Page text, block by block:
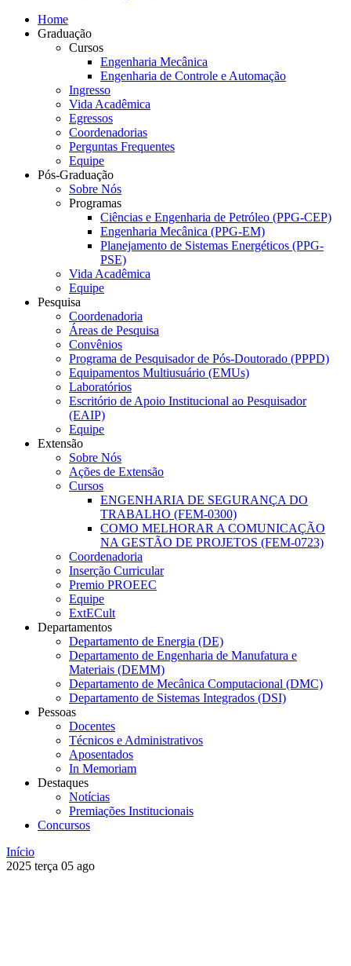
Home
Graduação
Cursos
Engenharia Mecânica
Engenharia de Controle e Automação
Ingresso
Vida Acadêmica
Egressos
Coordenadorias
Perguntas Frequentes
Equipe
Pós-Graduação
Sobre Nós
Programas
Ciências e Engenharia de Petróleo (PPG-CEP)
Engenharia Mecânica (PPG-EM)
Planejamento de Sistemas Energéticos (PPG-
PSE)
Vida Acadêmica
Equipe
Pesquisa
Coordenadoria
Áreas de Pesquisa
Convênios
Programa de Pesquisador de Pós-Doutorado (PPPD)
Equipamentos Multiusuário (EMUs)
Laboratórios
Escritório de Apoio Institucional ao Pesquisador
(EAIP)
Equipe
Extensão
Sobre Nós
Ações de Extensão
Cursos
ENGENHARIA DE SEGURANÇA DO
TRABALHO (FEM-0300)
COMO MELHORAR A COMUNICAÇÃO
NA GESTÃO DE PROJETOS (FEM-0723)
Coordenadoria
Inserção Curricular
Premio PROEEC
Equipe
ExtECult
Departamentos
Departamento de Energia (DE)
Departamento de Engenharia de Manufatura e
Materiais (DEMM)
Departamento de Mecânica Computacional (DMC)
Departamento de Sistemas Integrados (DSI)
Pessoas
Docentes
Técnicos e Administrativos
Aposentados
In Memoriam
Destaques
Notícias
Premiações Institucionais
Concursos
Início
2025 terça 05 ago